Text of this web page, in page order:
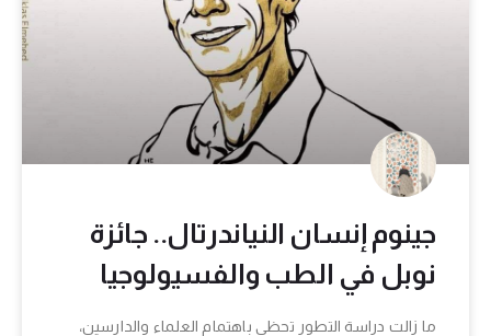
جينوم إنسان النياندرتال.. جائزة
نوبل في الطب والفسيولوجيا
ما زالت دراسة التطور تحظى باهتمام العلماء والدارسين،